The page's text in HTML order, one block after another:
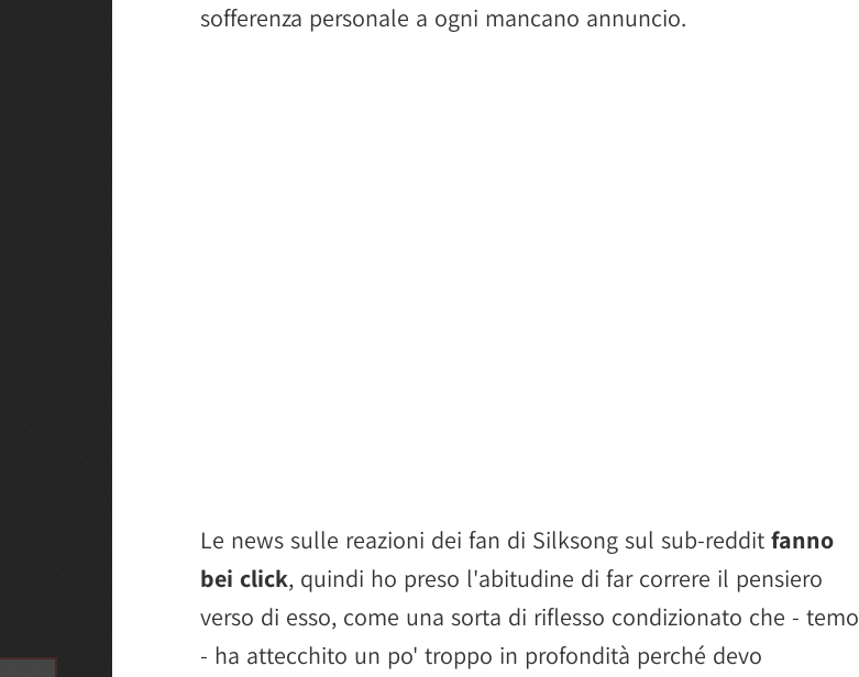
sofferenza personale a ogni mancano annuncio.
Le news sulle reazioni dei fan di Silksong sul sub-reddit fanno
bei click, quindi ho preso l'abitudine di far correre il pensiero
verso di esso, come una sorta di riflesso condizionato che - temo
- ha attecchito un po' troppo in profondità perché devo